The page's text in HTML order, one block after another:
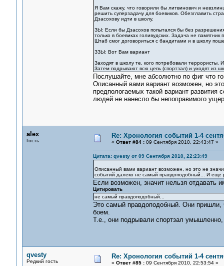
Я Вам скажу, что говорили бы литвинович и
решить суперзадачу для боевиков. Обезглавить
Дзасохову идти в школу.
ЗЫ: Если бы Дзасохов попытался бы без
только в боевиках голивудских. Задача не памятник
Штаб смог договориться с бандитами и в школу
ЗЗЫ: Вот Вам вариант
Заходят в школу те, кого потребовали террористы.
Затем подрывают всю цепь (спортзал) и уходят из
Послушайте, мне абсолютно по фиг что
Описанный вами вариант возможен, но
предпологаемых такой вариант
людей не нанесло бы непоправимого
alex
Гость
Re: Хронология событий 1-4
« Ответ #84 :09 Сентября 2010, 22:43:47 »
Цитата: qvesty от 09 Сентября 2010, 22:23:49
Описанный вами вариант возможен, но это не
событий далеко не самый правдоподобный... И еще
Если возможен, значит нельзя отдавать
Цитировать
не самый правдоподобный...
Это самый правдоподобный. Они пришли,
боем.
Т.е., они подрывали спортзал умышленно,
qvesty
Редкий гость
Re: Хронология событий 1-4
« Ответ #85 :09 Сентября 2010, 22:53:54 »